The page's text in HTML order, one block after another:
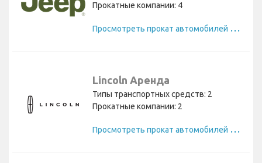
Прокатные компании: 4
П
росмотреть прокат автомобилей Jeep
Lincoln Аренда
Типы транспортных средств: 2
Прокатные компании: 2
П
росмотреть прокат автомобилей Lincoln